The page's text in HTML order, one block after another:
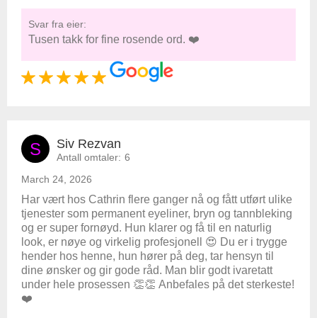
Svar fra eier:
Tusen takk for fine rosende ord. ❤️
S Siv Rezvan
Antall omtaler: 6
March 24, 2026
Har vært hos Cathrin flere ganger nå og fått utført ulike
tjenester som permanent eyeliner, bryn og tannbleking
og er super fornøyd. Hun klarer og få til en naturlig
look, er nøye og virkelig profesjonell 😍 Du er i trygge
hender hos henne, hun hører på deg, tar hensyn til
dine ønsker og gir gode råd. Man blir godt ivaretatt
under hele prosessen 👏👏 Anbefales på det sterkeste!
❤️